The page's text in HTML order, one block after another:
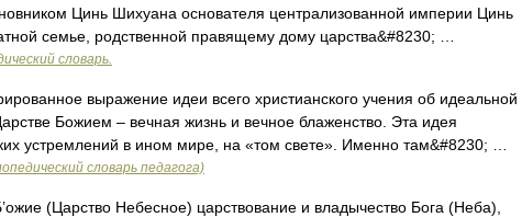
Цинь Шихуана основателя централизованной империи Цинь
семье, родственной правящему дому царства&#8230; …
словарь.
выражение идеи всего христианского учения об идеальной
Божием – вечная жизнь и вечное блаженство. Эта идея
устремлений в ином мире, на «том свете». Именно там&#8230; …
словарь педагога)
(Царство Небесное) царствование и владычество Бога (Неба),